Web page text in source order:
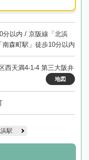
分以内 / 京阪線「北浜
森町駅」徒歩10分以内
西天満4-1-4 第三大阪弁
地図
駅